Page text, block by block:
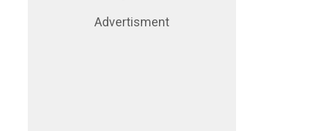
Advertisment